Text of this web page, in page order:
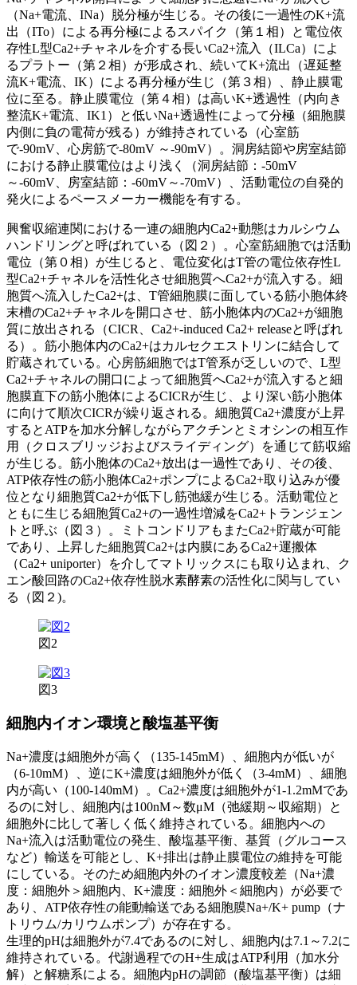
（Na+電流、INa）脱分極が生じる。その後に一過性のK+流
出（ITo）による再分極によるスパイク（第１相）と電位依
存性L型Ca2+チャネルを介する長いCa2+流入（ILCa）によ
るプラトー（第２相）が形成され、続いてK+流出（遅延整
流K+電流、IK）による再分極が生じ（第３相）、静止膜電
位に至る。静止膜電位（第４相）は高いK+透過性（内向き
整流K+電流、IK1）と低いNa+透過性によって分極（細胞膜
内側に負の電荷が残る）が維持されている（心室筋
で-90mV、心房筋で-80mV ～-90mV）。洞房結節や房室結節
における静止膜電位はより浅く（洞房結節：-50mV
～-60mV、房室結節：-60mV～-70mV）、活動電位の自発的
発火によるペースメーカー機能を有する。
興奮収縮連関における一連の細胞内Ca2+動態はカルシウム
ハンドリングと呼ばれている（図２）。心室筋細胞では活動
電位（第０相）が生じると、電位変化はT管の電位依存性L
型Ca2+チャネルを活性化させ細胞質へCa2+が流入する。細
胞質へ流入したCa2+は、T管細胞膜に面している筋小胞体終
末槽のCa2+チャネルを開口させ、筋小胞体内のCa2+が細胞
質に放出される（CICR、Ca2+-induced Ca2+ releaseと呼ばれ
る）。筋小胞体内のCa2+はカルセクエストリンに結合して
貯蔵されている。心房筋細胞ではT管系が乏しいので、L型
Ca2+チャネルの開口によって細胞質へCa2+が流入すると細
胞膜直下の筋小胞体によるCICRが生じ、より深い筋小胞体
に向けて順次CICRが繰り返される。細胞質Ca2+濃度が上昇
するとATPを加水分解しながらアクチンとミオシンの相互作
用（クロスブリッジおよびスライディング）を通じて筋収縮
が生じる。筋小胞体のCa2+放出は一過性であり、その後、
ATP依存性の筋小胞体Ca2+ポンプによるCa2+取り込みが優
位となり細胞質Ca2+が低下し筋弛緩が生じる。活動電位と
ともに生じる細胞質Ca2+の一過性増減をCa2+トランジェン
トと呼ぶ（図３）。ミトコンドリアもまたCa2+貯蔵が可能
であり、上昇した細胞質Ca2+は内膜にあるCa2+運搬体
（Ca2+ uniporter）を介してマトリックスにも取り込まれ、ク
エン酸回路のCa2+依存性脱水素酵素の活性化に関与してい
る（図２)。
図2
図3
細胞内イオン環境と酸塩基平衡
Na+濃度は細胞外が高く（135-145mM）、細胞内が低いが
（6-10mM）、逆にK+濃度は細胞外が低く（3-4mM）、細胞
内が高い（100-140mM）。Ca2+濃度は細胞外が1-1.2mMであ
るのに対し、細胞内は100nM～数μM（弛緩期～収縮期）と
細胞外に比して著しく低く維持されている。細胞内への
Na+流入は活動電位の発生、酸塩基平衡、基質（グルコース
など）輸送を可能とし、K+排出は静止膜電位の維持を可能
にしている。そのため細胞内外のイオン濃度較差（Na+濃
度：細胞外＞細胞内、K+濃度：細胞外＜細胞内）が必要で
あり、ATP依存性の能動輸送である細胞膜Na+/K+ pump（ナ
トリウム/カリウムポンプ）が存在する。
生理的pHは細胞外が7.4であるのに対し、細胞内は7.1～7.2に
維持されている。代謝過程でのH+生成はATP利用（加水分
解）と解糖系による。細胞内pHの調節（酸塩基平衡）は細